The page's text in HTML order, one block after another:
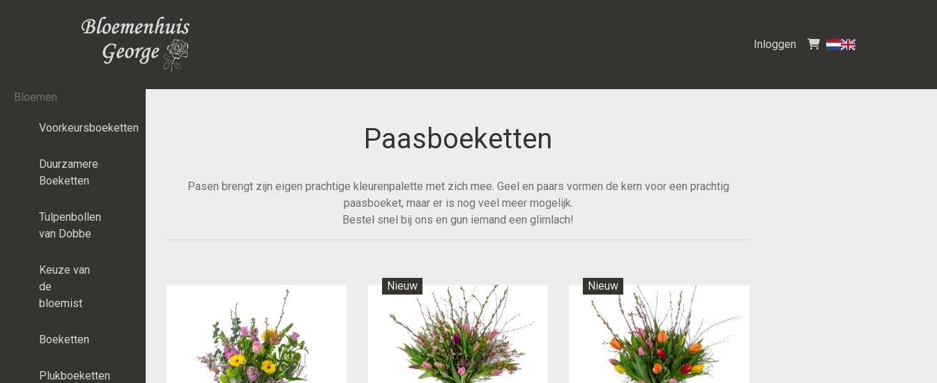
Inloggen
Bloemen
Voorkeursboeketten
Duurzamere
Boeketten
Tulpenbollen
van Dobbe
Keuze van
de
bloemist
Boeketten
Plukboeketten
Paasboeketten
Pasen brengt zijn eigen prachtige kleurenpalette met zich mee. Geel en paars vormen de kern voor een prachtig
paasboeket, maar er is nog veel meer mogelijk.
Bestel snel bij ons en gun iemand een glimlach!
Nieuw Nieuw